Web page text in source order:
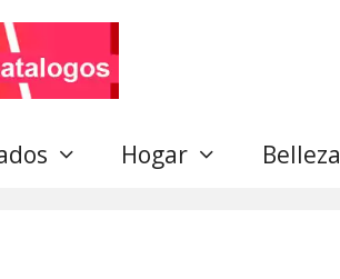
Hogar Belleza